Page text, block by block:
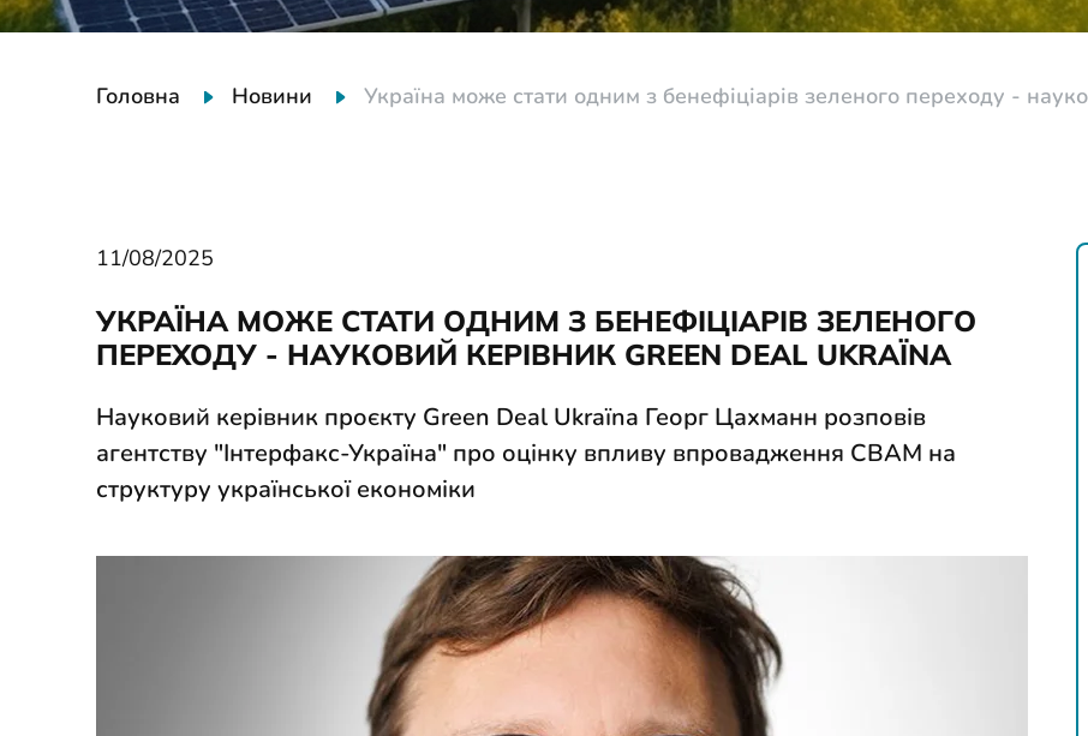
Головна Новини Україна може стати одним з бенефіціарів зеленого переходу -
11/08/2025
УКРАЇНА МОЖЕ СТАТИ ОДНИМ З БЕНЕФІЦІАРІВ ЗЕЛЕНОГО
ПЕРЕХОДУ - НАУКОВИЙ КЕРІВНИК GREEN DEAL UKRAЇNA
Науковий керівник проєкту Green Deal Ukraїna Георг Цахманн розповів
агентству "Інтерфакс-Україна" про оцінку впливу впровадження CBAM на
структуру української економіки